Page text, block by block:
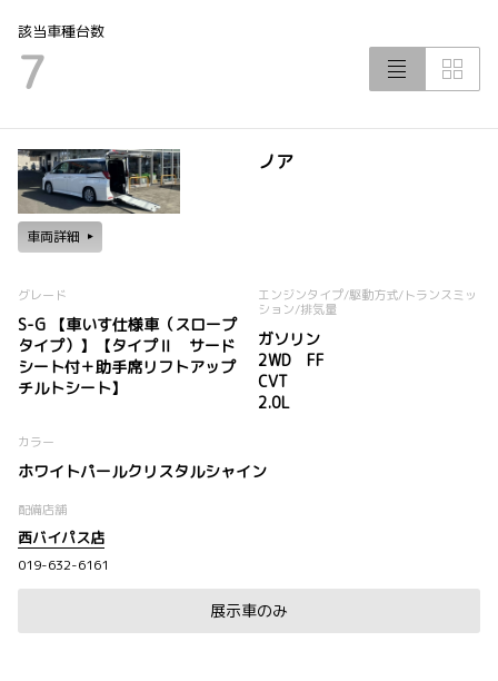
該当車種台数
7
ノア
車両詳細
グレード
S-G 【車いす仕様車（スロープ
タイプ）】【タイプⅡ サード
シート付＋助手席リフトアップ
チルトシート】
エンジンタイプ/駆動方式/トランスミッ
ション/排気量
ガソリン
2WD FF
CVT
2.0L
カラー
ホワイトパールクリスタルシャイン
配備店舗
西バイパス店
019-632-6161
展示車のみ